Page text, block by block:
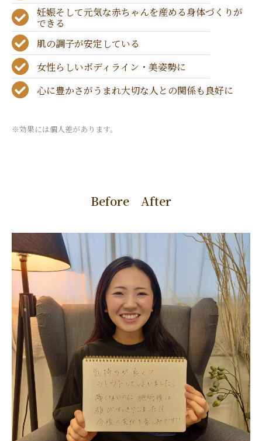
妊娠そして元気な赤ちゃんを産める身体づくりが
できる
肌の調子が安定している
女性らしいボディライン・美姿勢に
心に豊かさがうまれ大切な人との関係も良好に
※効果には個人差があります。
Before After